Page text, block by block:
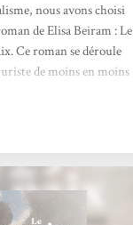
nous avons choisi
de Elisa Beiram : Le
Ce roman se déroule
de moins en moins
de la planète à
de ressources et des
s’inscrit dans une
et propose des regards